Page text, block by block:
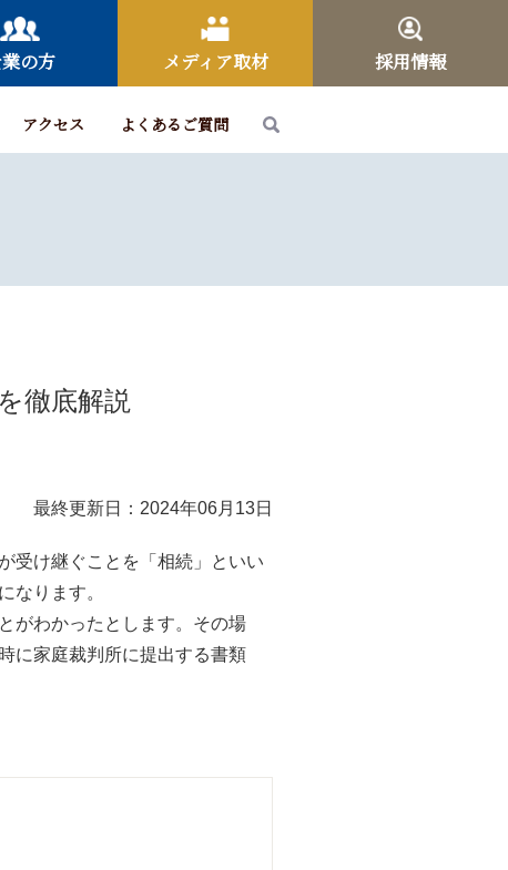
の方 メディア取材 採用情報
アクセス よくあるご質問
徹底解説
最終更新日：2024年06月13日
受け継ぐことを「相続」といい
なります。
がわかったとします。その場
に家庭裁判所に提出する書類